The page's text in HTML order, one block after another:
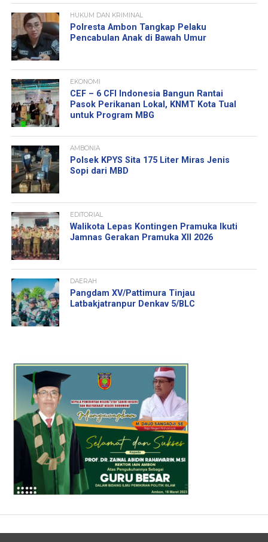
HUKUM DAN KRIMINAL
Polresta Ambon Tangkap Pelaku
Pencabulan Anak di Bawah Umur
EKONOMI
CEF – 6 CFI Indonesia Bangun Rantai
Pasok Perikanan Lokal, KNMT Kota Tual
untuk Program MBG
AMBONIA
Polsek KPYS Sita 175 Liter Miras Jenis
Sopi dari MBD
EDITORIAL
Walikota Lepas Kontingen Pramuka Ikuti
Jamnas Gerakan Pramuka XII 2026
DAERAH
Pangdam XV/Pattimura Tinjau
Latbakjatranpur Denkav 5/BLC